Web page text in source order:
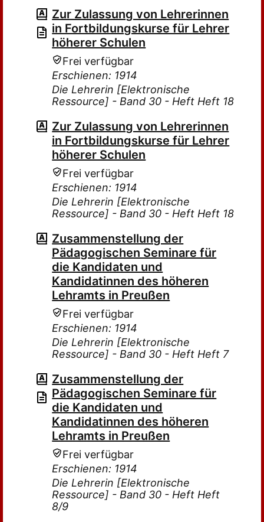
Zur Zulassung von Lehrerinnen
in Fortbildungskurse für Lehrer
höherer Schulen
Frei verfügbar
Erschienen: 1914
Die Lehrerin [Elektronische
Ressource] - Band 30 - Heft Heft 18
Zur Zulassung von Lehrerinnen
in Fortbildungskurse für Lehrer
höherer Schulen
Frei verfügbar
Erschienen: 1914
Die Lehrerin [Elektronische
Ressource] - Band 30 - Heft Heft 18
Zusammenstellung der
Pädagogischen Seminare für
die Kandidaten und
Kandidatinnen des höheren
Lehramts in Preußen
Frei verfügbar
Erschienen: 1914
Die Lehrerin [Elektronische
Ressource] - Band 30 - Heft Heft 7
Zusammenstellung der
Pädagogischen Seminare für
die Kandidaten und
Kandidatinnen des höheren
Lehramts in Preußen
Frei verfügbar
Erschienen: 1914
Die Lehrerin [Elektronische
Ressource] - Band 30 - Heft Heft
8/9